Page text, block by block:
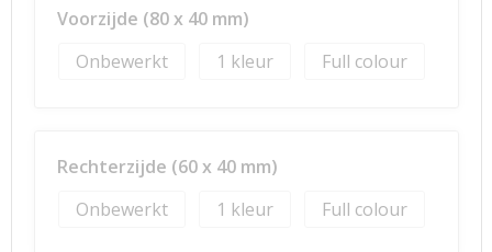
Voorzijde (80 x 40 mm)
Onbewerkt
1 Full colour
Rechterzijde (60 x 40 mm)
Onbewerkt
1 Full colour